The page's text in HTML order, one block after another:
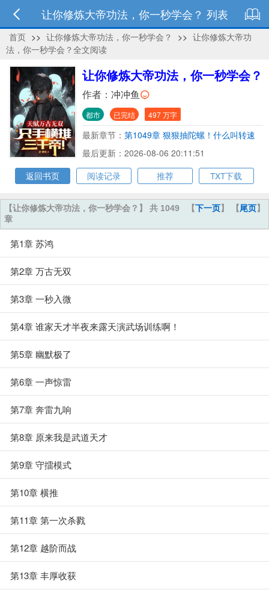
让你修炼大帝功法，你一秒学会？ 列表
首页 >> 让你修炼大帝功法，你一秒学会？ >> 让你修炼大帝功
法，你一秒学会？全文阅读
让你修炼大帝功法，你一秒学会？
作者： 冲冲鱼
都市 已完结 497 万字
最新章节： 第1049章 狠狠抽陀螺！什么叫转速
看得让人看都看不清？
最后更新：2026-08-06 20:11:51
返回书页
阅读记录 推荐 TXT下载
【下一页】 【尾页】
【让你修炼大帝功法，你一秒学会？】 共 1049
章
第1章 苏鸿
第2章 万古无双
第3章 一秒入微
第4章 谁家天才半夜来露天演武场训练啊！
第5章 幽默极了
第6章 一声惊雷
第7章 奔雷九响
第8章 原来我是武道天才
第9章 守擂模式
第10章 横推
第11章 第一次杀戮
第12章 越阶而战
第13章 丰厚收获